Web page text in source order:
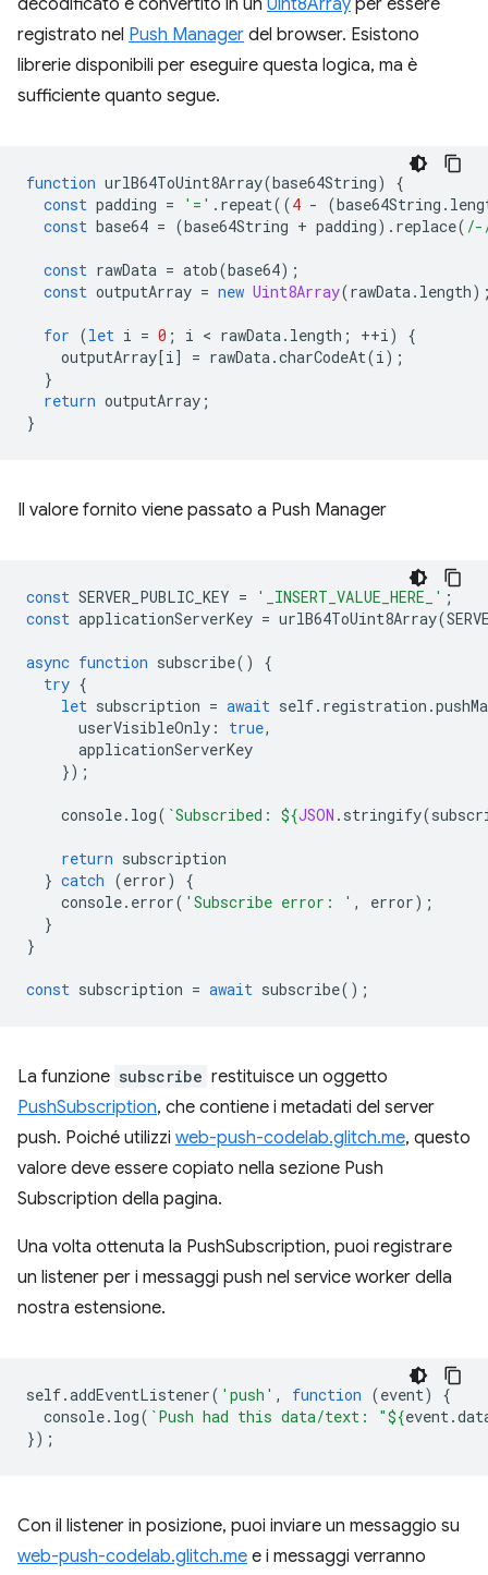
decodificato e convertito in un Uint8Array per essere
registrato nel Push Manager del browser. Esistono
librerie disponibili per eseguire questa logica, ma è
sufficiente quanto segue.
function urlB64ToUint8Array(base64String)
{
const padding = '=' . repeat((4 - (base64String .
const base64 = (base64String + padding). replace(
const rawData = atob(base64);
const outputArray = new Uint8Array(rawData. length
for (let i = 0 ; i < rawData. length ; ++i)
{
outputArray[i] = rawData.charCodeAt(i);
}
return outputArray ;
}
Il valore fornito viene passato a Push Manager
const SERVER_PUBLIC_KEY = '_INSERT_VALUE_HERE_' ;
const applicationServerKey = urlB64ToUint8Array(
async function subscribe()
{
try {
let subscription = await self. registration .
userVisibleOnly : true,
applicationServerKey
});
console. log( `Subscribed: ${JSON . stringify(
return subscription
} catch (error)
{
console. error( 'Subscribe error: ' , error);
}
}
const subscription = await subscribe();
La funzione subscribe restituisce un oggetto
PushSubscription, che contiene i metadati del server
push. Poiché utilizzi web-push-codelab.glitch.me, questo
valore deve essere copiato nella sezione Push
Subscription della pagina.
Una volta ottenuta la PushSubscription, puoi registrare
un listener per i messaggi push nel service worker della
nostra estensione.
self.addEventListener( 'push' , function (event)
{
console. log( `Push had this data/text: "${event.
});
Con il listener in posizione, puoi inviare un messaggio su
web-push-codelab.glitch.me e i messaggi verranno